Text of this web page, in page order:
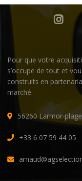
Pour que votre
s’occupe de tout et
construits en
marché.
56260 Larmor-plage
+33 6 07 59 44 05